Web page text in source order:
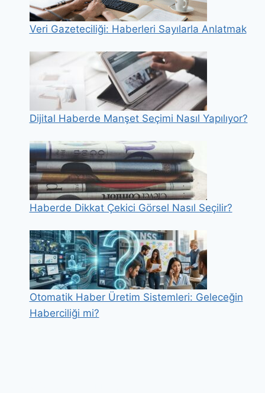
Veri Gazeteciliği: Haberleri Sayılarla Anlatmak
Dijital Haberde Manşet Seçimi Nasıl Yapılıyor?
Haberde Dikkat Çekici Görsel Nasıl Seçilir?
Otomatik Haber Üretim Sistemleri: Geleceğin
Haberciliği mi?